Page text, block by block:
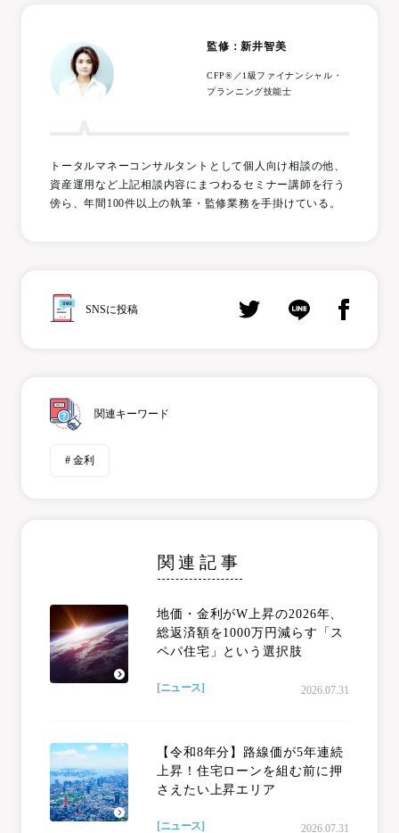
監修：新井智美
CFP®／1級ファイナンシャル・
プランニング技能士
トータルマネーコンサルタントとして個人向け相談の他、
資産運用など上記相談内容にまつわるセミナー講師を行う
傍ら、年間100件以上の執筆・監修業務を手掛けている。
SNSに投稿
関連キーワード
# 金利
関連記事
地価・金利がW上昇の2026年、
総返済額を1000万円減らす「ス
ペパ住宅」という選択肢
[ニュース] 2026.07.31
【令和8年分】路線価が5年連続
上昇！住宅ローンを組む前に押
さえたい上昇エリア
[ニュース] 2026.07.31